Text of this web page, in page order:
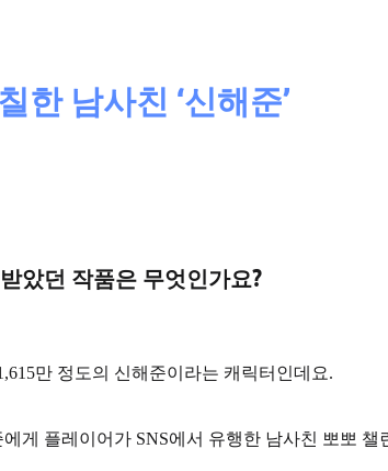
남사친 ‘신해준’
았던 작품은 무엇인가요?
만 정도의 신해준이라는 캐릭터인데요.
게 플레이어가 SNS에서 유행한 남사친 뽀뽀 챌